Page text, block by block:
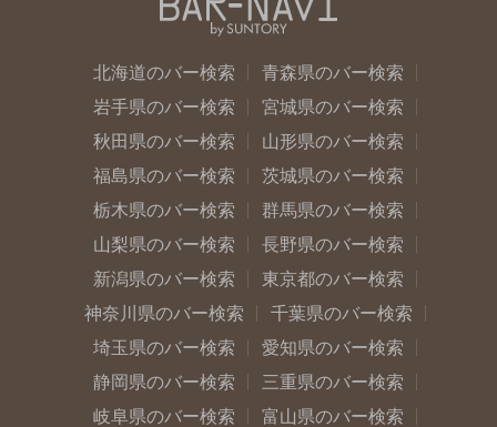
北海道のバー検索
青森県のバー検索
岩手県のバー検索
宮城県のバー検索
秋田県のバー検索
山形県のバー検索
福島県のバー検索
茨城県のバー検索
栃木県のバー検索
群馬県のバー検索
山梨県のバー検索
長野県のバー検索
新潟県のバー検索
東京都のバー検索
神奈川県のバー検索
千葉県のバー検索
埼玉県のバー検索
愛知県のバー検索
静岡県のバー検索
三重県のバー検索
岐阜県のバー検索
富山県のバー検索